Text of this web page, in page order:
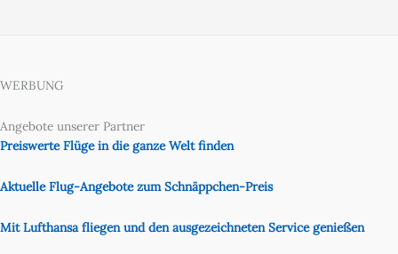
WERBUNG
Angebote unserer Partner
Preiswerte Flüge in die ganze Welt finden
Aktuelle Flug-Angebote zum Schnäppchen-Preis
Mit Lufthansa fliegen und den ausgezeichneten Service genießen